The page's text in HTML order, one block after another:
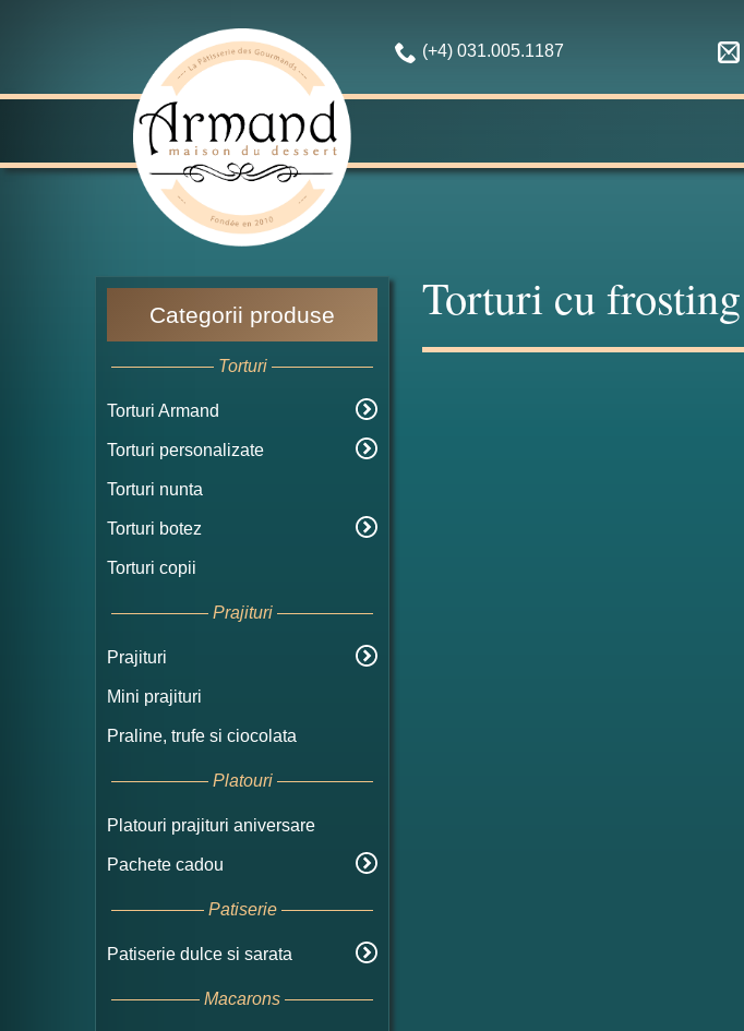
(+4) 031.005.1187
Categorii produse
Torturi
Torturi Armand
Torturi personalizate
Torturi nunta
Torturi botez
Torturi copii
Prajituri
Prajituri
Mini prajituri
Praline, trufe si ciocolata
Platouri
Platouri prajituri aniversare
Pachete cadou
Patiserie
Patiserie dulce si sarata
Macarons
Torturi cu frosting